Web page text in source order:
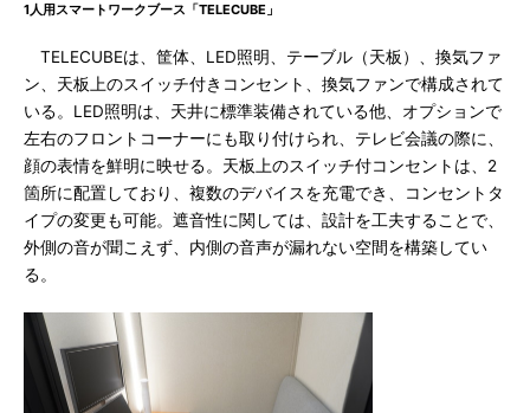
1人用スマートワークブース「TELECUBE」
TELECUBEは、筐体、LED照明、テーブル（天板）、換気ファ
ン、天板上のスイッチ付きコンセント、換気ファンで構成されて
いる。LED照明は、天井に標準装備されている他、オプションで
左右のフロントコーナーにも取り付けられ、テレビ会議の際に、
顔の表情を鮮明に映せる。天板上のスイッチ付コンセントは、2
箇所に配置しており、複数のデバイスを充電でき、コンセントタ
イプの変更も可能。遮音性に関しては、設計を工夫することで、
外側の音が聞こえず、内側の音声が漏れない空間を構築してい
る。